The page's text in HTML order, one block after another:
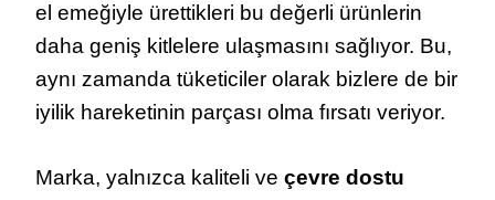
el emeğiyle ürettikleri bu değerli ürünlerin
daha geniş kitlelere ulaşmasını sağlıyor. Bu,
aynı zamanda tüketiciler olarak bizlere de bir
iyilik hareketinin parçası olma fırsatı veriyor.
Marka, yalnızca kaliteli ve çevre dostu